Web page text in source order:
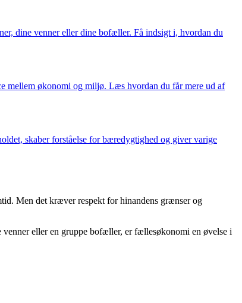
dine venner eller dine bofæller. Få indsigt i, hvordan du
mellem økonomi og miljø. Læs hvordan du får mere ud af
skaber forståelse for bæredygtighed og giver varige
Men det kræver respekt for hinandens grænser og
eller en gruppe bofæller, er fællesøkonomi en øvelse i